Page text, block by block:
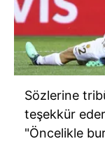
Sözlerine
teşekkür
"Öncelikle